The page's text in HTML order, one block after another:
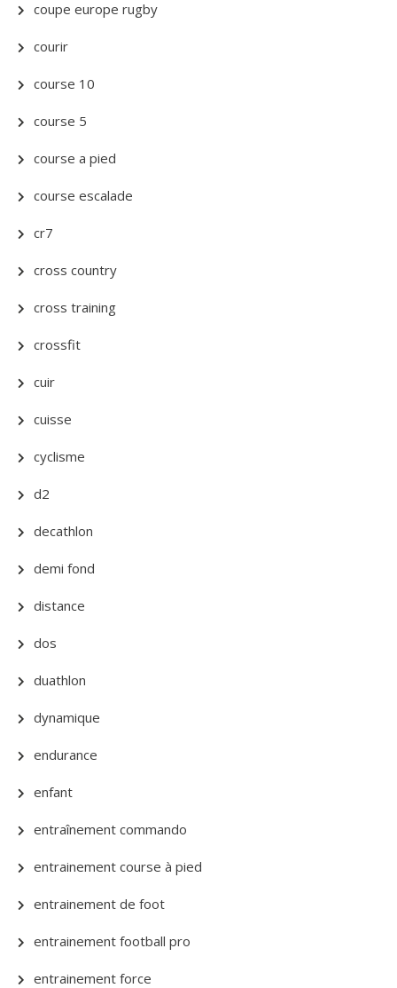
coupe europe rugby
courir
course 10
course 5
course a pied
course escalade
cr7
cross country
cross training
crossfit
cuir
cuisse
cyclisme
d2
decathlon
demi fond
distance
dos
duathlon
dynamique
endurance
enfant
entraînement commando
entrainement course à pied
entrainement de foot
entrainement football pro
entrainement force